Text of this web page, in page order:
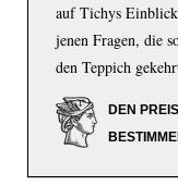
auf Tichys
jenen Fragen, die
den Teppich
DEN